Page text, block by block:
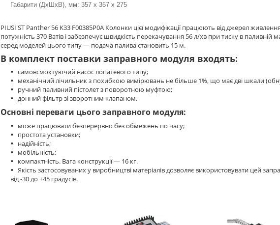
Габарити (ДхШхВ), мм: 357 x 357 x 275
PIUSI ST Panther 56 K33 F00385P0A Колонки цієї модифікації працюють від джерел
потужність 370 Ватів і забезпечує швидкість перекачування 56 л/хв при тиску в
серед моделей цього типу — подача палива становить 15 м.
В комплект поставки заправного модуля входять:
самовсмоктуючий насос лопатевого типу;
механічний лічильник з похибкою вимірювань не більше 1%, що має дві шкали
ручний паливний пістолет з поворотною муфтою;
донний фільтр зі зворотним клапаном.
Основні переваги цього заправного модуля:
може працювати безперервно без обмежень по часу;
простота установки;
надійність;
мобільність;
компактність. Вага конструкції — 16 кг.
Якість застосовуваних у виробництві матеріалів дозволяє використовувати цей
від -30 до +45 градусів.